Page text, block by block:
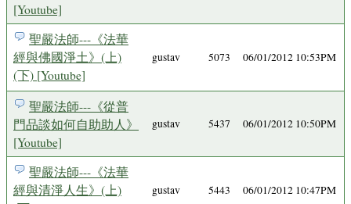
[Youtube]
聖嚴法師---《法華
經與佛國淨土》(上)
(下) [Youtube]
gustav 5073 06/01/2012 10:53PM
聖嚴法師---《從普
門品談如何自助助人》
[Youtube]
gustav 5437 06/01/2012 10:50PM
聖嚴法師---《法華
經與清淨人生》(上)
gustav 5443 06/01/2012 10:47PM